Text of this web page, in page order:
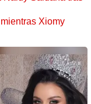
Xiomy